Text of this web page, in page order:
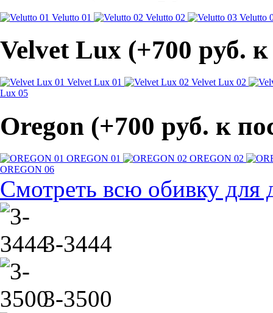
Velutto 01 Velutto 02 Velutto
Velvet Lux (+700 pуб.
Velvet Lux 01
Velvet Lux 02
Lux 05
Oregon (+700 pуб. к
OREGON 01
OREGON 02
OREGON 06
Смотреть всю обивку для
3-3444
3-3500